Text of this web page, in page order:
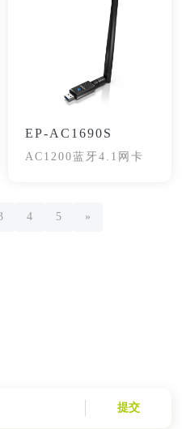
EP-AC1690S
AC1200蓝牙4.1网卡
4 5 »
提交